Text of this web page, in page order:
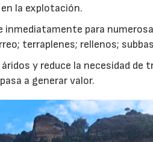
la explotación.
inmediatamente para
terraplenes; rellenos;
y reduce la necesidad de
a generar valor.